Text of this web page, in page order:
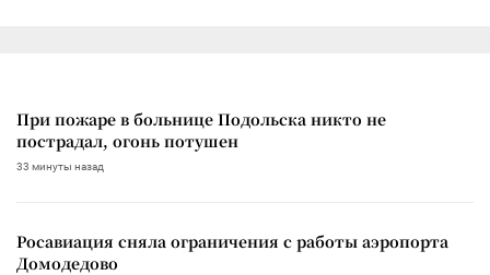
При пожаре в больнице Подольска никто не
пострадал, огонь потушен
33 минуты назад
Росавиация сняла ограничения с работы аэропорта
Домодедово